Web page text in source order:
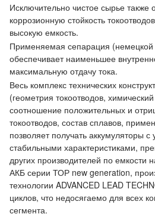
Исключительно чистое сырье также
коррозионную стойкость
высокую емкость.
Применяемая сепарация
обеспечивает наименьшее
максимальную отдачу тока.
Весь комплекс технических
(геометрия токоотводов,
соотношение положительных и
токоотводов, состав сплавов,
позволяет получать аккумуляторы
стабильными характеристиками,
других производителей по емкости
АКБ серии ТОР new generation,
технологии ADVANCED LEAD
циклов, что недосягаемо для всех
сегмента.